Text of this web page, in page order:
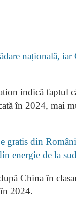
națională,
indică faptul
în 2024, mai
gratis din
energie de la
China în
2024.